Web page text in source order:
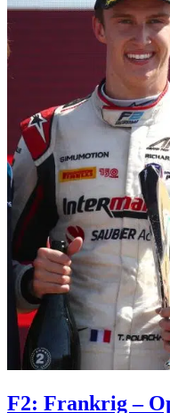
F2: Frankrig –